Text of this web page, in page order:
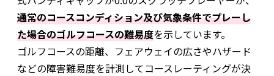
通常のコースコンディション及び気象条件でプレーし
た場合のゴルフコースの難易度を示しています。
ゴルフコースの距離、フェアウェイの広さやハザード
などの障害難易度を計測してコースレーティングが決